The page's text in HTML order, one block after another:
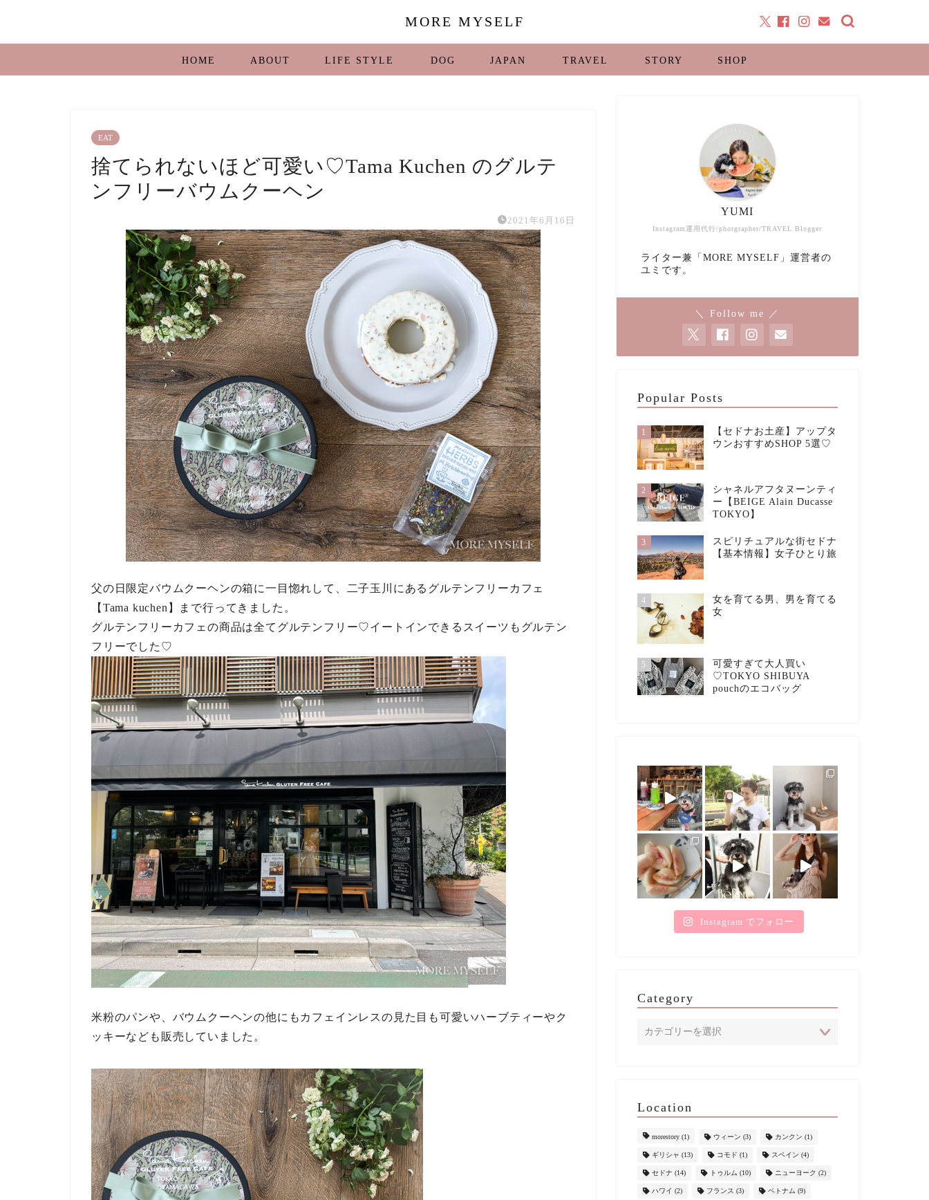
MORE MYSELF
HOME ABOUT LIFE STYLE DOG JAPAN TRAVEL STORY SHOP
EAT
捨てられないほど可愛い♡Tama Kuchen のグルテ
ンフリーバウムクーヘン
2021年6月16日
父の日限定バウムクーヘンの箱に一目惚れして、二子玉川にあるグルテンフリーカフェ
【Tama kuchen】まで行ってきました。
グルテンフリーカフェの商品は全てグルテンフリー♡イートインできるスイーツもグルテン
フリーでした♡
米粉のパンや、バウムクーヘンの他にもカフェインレスの見た目も可愛いハーブティーやク
ッキーなども販売していました。
Instagram運用代行/photgrapher/TRAVEL Blogger
YUMI
ライター兼「MORE MYSELF」運営者の
ユミです。
＼ Follow me ／
Popular Posts
1
【セドナお土産】アップタ
ウンおすすめSHOP 5選♡
2
シャネルアフタヌーンティ
ー【BEIGE Alain Ducasse
TOKYO】
3
スピリチュアルな街セドナ
【基本情報】女子ひとり旅
4
女を育てる男、男を育てる
女
5
可愛すぎて大人買い
♡TOKYO SHIBUYA
pouchのエコバッグ
Instagram でフォロー
Category
Location
morestory(1) ウィーン (3) カンクン (1)
ギリシャ (13) コモド (1) スペイン (4)
セドナ (14) トゥルム (10) ニューヨーク (2)
ハワイ (2) フランス (3) ベトナム (9)